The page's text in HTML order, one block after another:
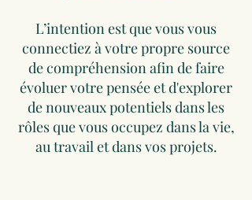
L’intention est que vous vous
connectiez à votre propre source
de compréhension afin de faire
évoluer votre pensée et d'explorer
de nouveaux potentiels dans les
rôles que vous occupez dans la vie,
au travail et dans vos projets.